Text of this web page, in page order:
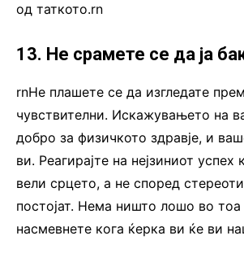
од таткото.rn
13. Не срамете се да ја
rnНе плашете се да изгледате
чувствителни. Искажувањето на
добро за физичкото здравје, и
ви. Реагирајте на нејзиниот успех
вели срцето, а не според
постојат. Нема ништо лошо во тоа
насмевнете кога ќерка ви ќе ви